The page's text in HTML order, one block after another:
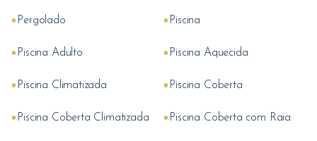
• Pergolado • Piscina
• Piscina Adulto • Piscina Aquecida
• Piscina Climatizada • Piscina Coberta
• Piscina Coberta Climatizada • Piscina Coberta com Raia